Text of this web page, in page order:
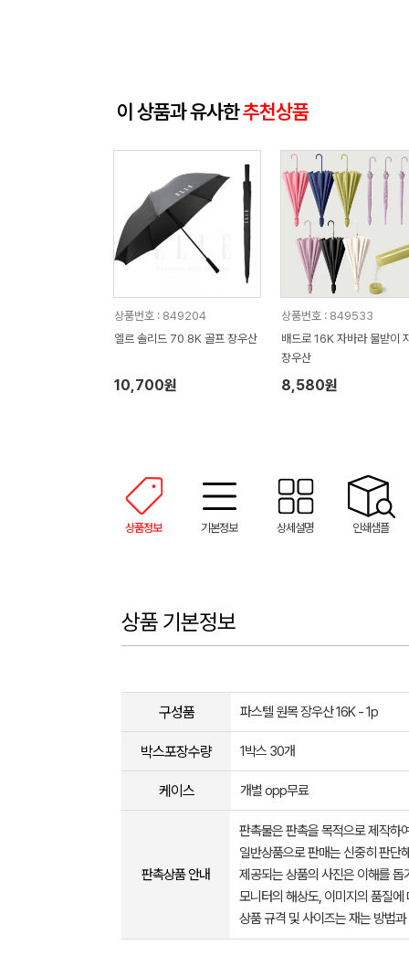
이 상품과 유사한추천상품
상품번호 : 849204
엘르 솔리드 70 8K 골프 장우산
10,700원
상품번호 : 849533
배드로 16K 자바라 물받이
장우산
8,580원
상품정보 기본정보 상세설명 인쇄샘플
상품 기본정보
구성품 파스텔 원목 장우산 16K - 1p
박스포장수량 1박스 30개
케이스 개별 opp무료
판촉상품 안내
판촉물은 판촉을 목적으로 제작하
일반상품으로 판매는 신중히 판단
제공되는 상품의 사진은 이해를
모니터의 해상도, 이미지의 품질
상품 규격 및 사이즈는 재는 방법